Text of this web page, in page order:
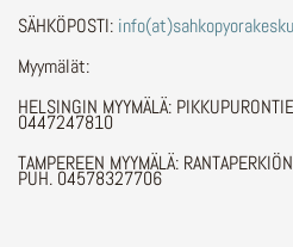
SÄHKÖPOSTI:
Myymälät:
HELSINGIN MYYMÄLÄ:
0447247810
TAMPEREEN MYYMÄLÄ:
PUH. 04578327706